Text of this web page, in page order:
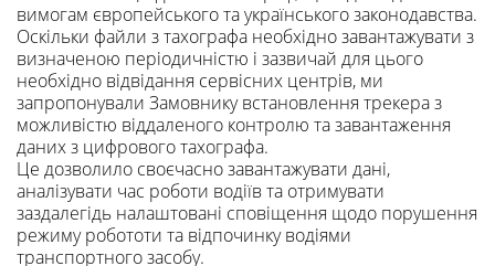
вимогам європейського та українського законодавства.
Оскільки файли з тахографа необхідно завантажувати з
визначеною періодичністю і зазвичай для цього
необхідно відвідання сервісних центрів, ми
запропонували Замовнику встановлення трекера з
можливістю віддаленого контролю та завантаження
даних з цифрового тахографа.
Це дозволило своєчасно завантажувати дані,
аналізувати час роботи водіїв та отримувати
заздалегідь налаштовані сповіщення щодо порушення
режиму робототи та відпочинку водіями
транспортного засобу.